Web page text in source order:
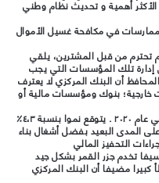
أهمية و تحديث نظام وطني
في مكافحة غسيل الأموال
تحترم من قبل المشترين، يلقي
تلك المؤسسات التي يجب
أن البنك المركزي لا يعترف
خارجية؛ بنوك ومؤسسات مالية أو
وفيما يتعلق بالاحتياط يبدو المحافظ متفائلا في عام ٢٠٢٠ . يتوقع نموا بنسبة ٤،٣٪
المدى البعيد بفضل أشغال بناء
التحفيز المالي
تخدم جزر القمر بشكل جيد
مضيفا أن البنك المركزي